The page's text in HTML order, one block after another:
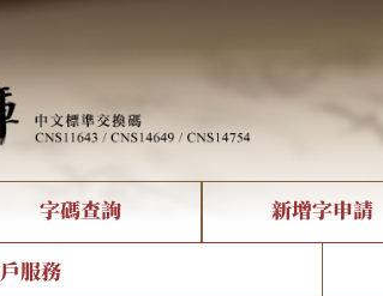
字庫現況
字碼查詢
部件查詢
新增字申請
解決方案
字形下載
服務